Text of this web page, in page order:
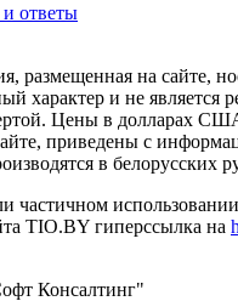
ответы
размещенная на сайте,
характер и не является
Цены в долларах
приведены с
в белорусских
частичном
TIO.BY гиперссылка на
Консалтинг"